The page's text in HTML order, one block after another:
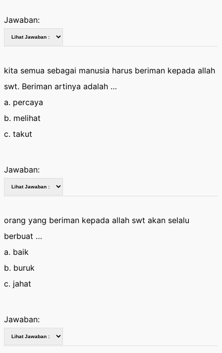
Jawaban:
kita semua sebagai manusia harus beriman kepada allah
swt. Beriman artinya adalah …
a. percaya
b. melihat
c. takut
Jawaban:
orang yang beriman kepada allah swt akan selalu
berbuat …
a. baik
b. buruk
c. jahat
Jawaban: